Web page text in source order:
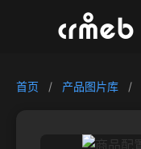
首页 / 产品图片库 /